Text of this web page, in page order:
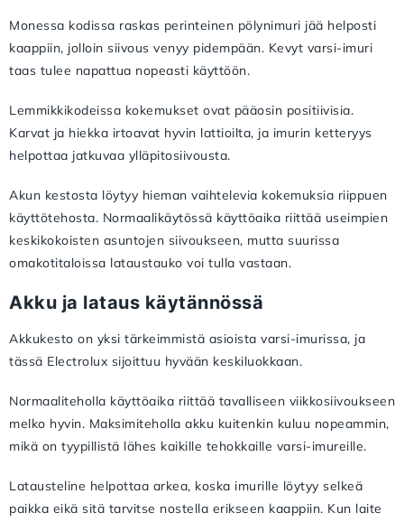
Monessa kodissa raskas perinteinen pölynimuri jää helposti
kaappiin, jolloin siivous venyy pidempään. Kevyt varsi-imuri
taas tulee napattua nopeasti käyttöön.
Lemmikkikodeissa kokemukset ovat pääosin positiivisia.
Karvat ja hiekka irtoavat hyvin lattioilta, ja imurin ketteryys
helpottaa jatkuvaa ylläpitosiivousta.
Akun kestosta löytyy hieman vaihtelevia kokemuksia riippuen
käyttötehosta. Normaalikäytössä käyttöaika riittää useimpien
keskikokoisten asuntojen siivoukseen, mutta suurissa
omakotitaloissa lataustauko voi tulla vastaan.
Akku ja lataus käytännössä
Akkukesto on yksi tärkeimmistä asioista varsi-imurissa, ja
tässä Electrolux sijoittuu hyvään keskiluokkaan.
Normaaliteholla käyttöaika riittää tavalliseen viikkosiivoukseen
melko hyvin. Maksimiteholla akku kuitenkin kuluu nopeammin,
mikä on tyypillistä lähes kaikille tehokkaille varsi-imureille.
Latausteline helpottaa arkea, koska imurille löytyy selkeä
paikka eikä sitä tarvitse nostella erikseen kaappiin. Kun laite